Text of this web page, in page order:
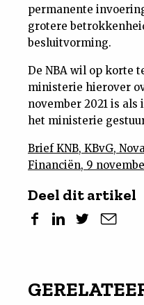
permanente
grotere
besluitvorming.
De NBA wil op korte
ministerie hierover
november 2021 is
het ministerie
Brief KNB, KBvG,
Financiën, 9
Deel dit artikel